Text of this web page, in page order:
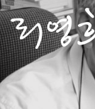
콘
텐
츠
로
바
로
가